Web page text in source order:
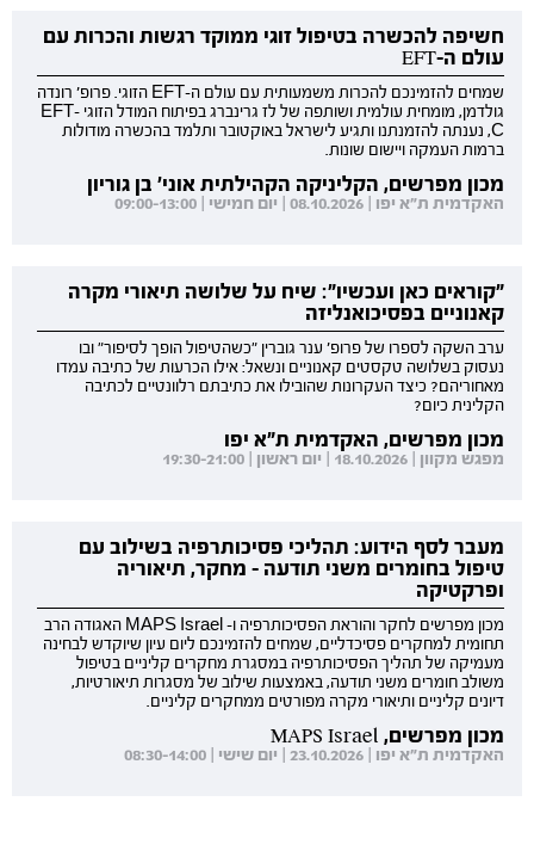
חשיפה להכשרה בטיפול זוגי ממוקד רגשות והכרות עם
עולם ה-EFT
שמחים להזמינכם להכרות משמעותית עם עולם ה-EFT הזוגי. פרופ' רונדה
גולדמן, מומחית עולמית ושותפה של לז גרינברג בפיתוח המודל הזוגי EFT-
C, נענתה להזמנתנו ותגיע לישראל באוקטובר ותלמד בהכשרה מודולות
ברמות העמקה ויישום שונות.
מכון מפרשים, הקליניקה הקהילתית אוני' בן גוריון
האקדמית ת"א יפו | 08.10.2026 | יום חמישי | 09:00-13:00
"קוראים כאן ועכשיו": שיח על שלושה תיאורי מקרה
קאנוניים בפסיכואנליזה
ערב השקה לספרו של פרופ' ענר גוברין "כשהטיפול הופך לסיפור" ובו
נעסוק בשלושה טקסטים קאנוניים ונשאל: אילו הכרעות של כתיבה עמדו
מאחוריהם? כיצד העקרונות שהובילו את כתיבתם רלוונטיים לכתיבה
הקלינית כיום?
מכון מפרשים, האקדמית ת"א יפו
מפגש מקוון | 18.10.2026 | יום ראשון | 19:30-21:00
מעבר לסף הידוע: תהליכי פסיכותרפיה בשילוב עם
טיפול בחומרים משני תודעה - מחקר, תיאוריה
ופרקטיקה
מכון מפרשים לחקר והוראת הפסיכותרפיה ו- MAPS Israel האגודה הרב
תחומית למחקרים פסיכדליים, שמחים להזמינכם ליום עיון שיוקדש לבחינה
מעמיקה של תהליך הפסיכותרפיה במסגרת מחקרים קליניים בטיפול
משולב חומרים משני תודעה, באמצעות שילוב של מסגרות תיאורטיות,
דיונים קליניים ותיאורי מקרה מפורטים ממחקרים קליניים.
מכון מפרשים, MAPS Israel
האקדמית ת"א יפו | 23.10.2026 | יום שישי | 08:30-14:00